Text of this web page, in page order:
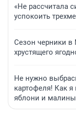
«Не рассчитала
успокоить
Сезон черники в
хрустящего
Не нужно
картофеля! Как
яблони и малины